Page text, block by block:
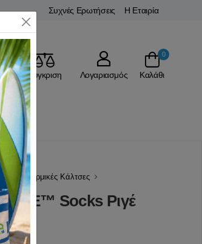
Συχνές Ερωτήσεις Η Εταιρία
Σύγκριση Λογαριασμός
0
Καλάθι
Ισοθερμικές Κάλτσες
LITE™ Socks Ριγέ
Close